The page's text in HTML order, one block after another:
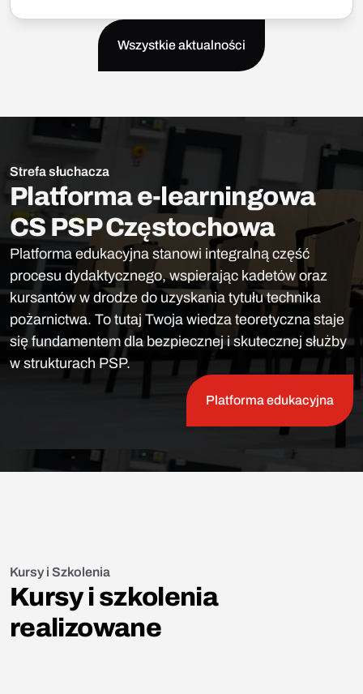
Wszystkie aktualności
Strefa słuchacza
Platforma e-learningowa
CS PSP Częstochowa
Platforma edukacyjna stanowi integralną część
procesu dydaktycznego, wspierając kadetów oraz
kursantów w drodze do uzyskania tytułu technika
pożarnictwa. To tutaj Twoja wiedza teoretyczna staje
się fundamentem dla bezpiecznej i skutecznej służby
w strukturach PSP.
Platforma edukacyjna
Kursy i Szkolenia
Kursy i szkolenia
realizowane